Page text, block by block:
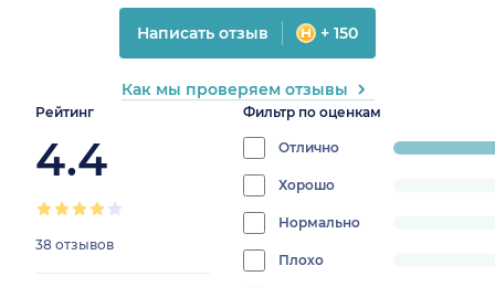
Рейтинг
4.4
38 отзывов
Фильтр по оценкам
Отлично
progress:
Хорошо
0%
Нормально
0%
Плохо
Написать отзыв + 150
Как мы проверяем отзывы